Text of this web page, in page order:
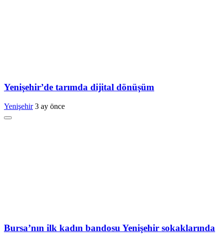
Yenişehir’de tarımda dijital dönüşüm
Yenişehir 3 ay önce
Bursa’nın ilk kadın bandosu Yenişehir sokaklarında